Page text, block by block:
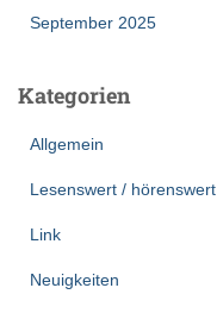
September 2025
Kategorien
Allgemein
Lesenswert / hörenswert
Link
Neuigkeiten